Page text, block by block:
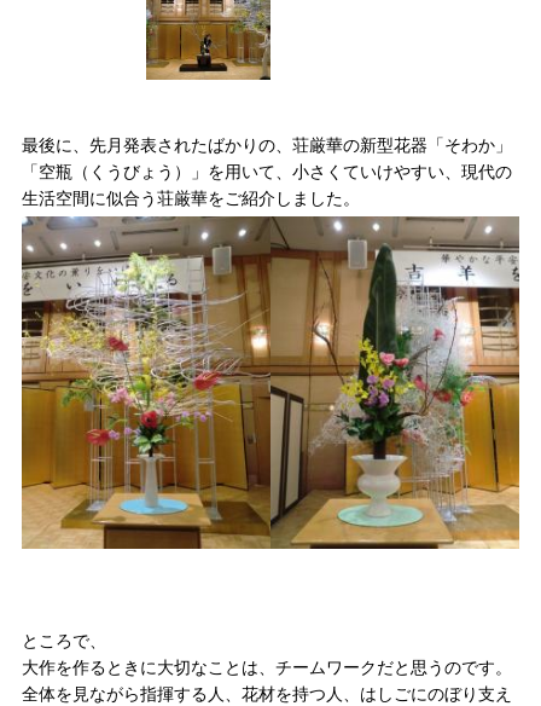
最後に、先月発表されたばかりの、荘厳華の新型花器「そわか」
「空瓶（くうびょう）」を用いて、小さくていけやすい、現代の
生活空間に似合う荘厳華をご紹介しました。
ところで、
大作を作るときに大切なことは、チームワークだと思うのです。
全体を見ながら指揮する人、花材を持つ人、はしごにのぼり支え